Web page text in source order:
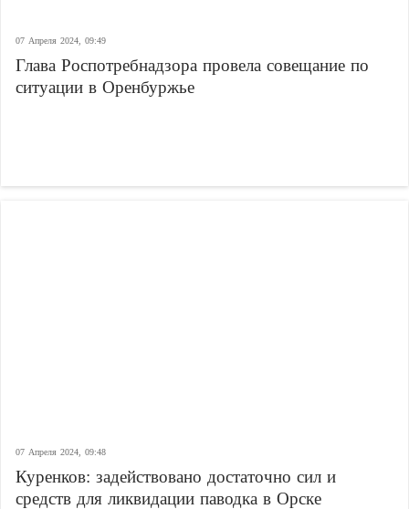
07 Апреля 2024, 09:49
Глава Роспотребнадзора провела совещание по
ситуации в Оренбуржье
07 Апреля 2024, 09:48
Куренков: задействовано достаточно сил и
средств для ликвидации паводка в Орске